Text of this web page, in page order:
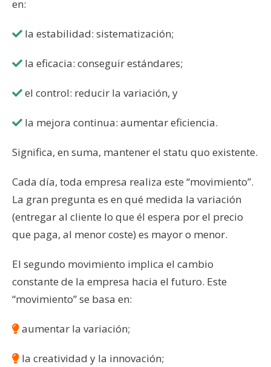
en:
la estabilidad: sistematización;
la eficacia: conseguir estándares;
el control: reducir la variación, y
la mejora continua: aumentar eficiencia.
Significa, en suma, mantener el statu quo existente.
Cada día, toda empresa realiza este “movimiento”.
La gran pregunta es en qué medida la variación
(entregar al cliente lo que él espera por el precio
que paga, al menor coste) es mayor o menor.
El segundo movimiento implica el cambio
constante de la empresa hacia el futuro. Este
“movimiento” se basa en:
aumentar la variación;
la creatividad y la innovación;